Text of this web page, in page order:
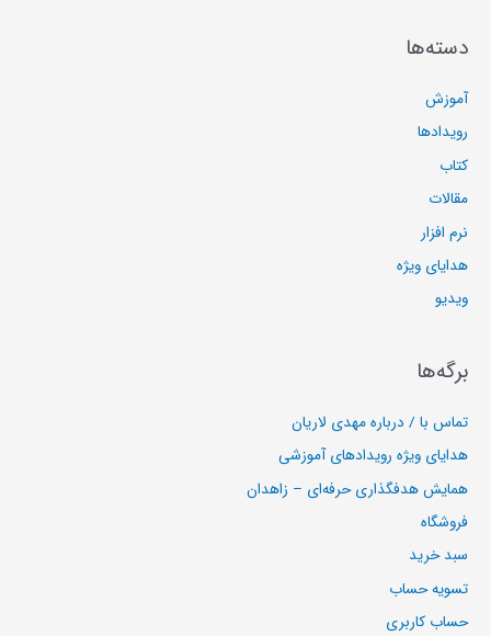
دسته‌ها
آموزش
رویدادها
کتاب
مقالات
نرم افزار
هدایای ویژه
ویدیو
برگه‌ها
تماس با / درباره مهدی لاریان
هدایای ویژه رویدادهای آموزشی
همایش هدفگذاری حرفه‌ای – زاهدان
فروشگاه
سبد خرید
تسویه حساب
حساب کاربری